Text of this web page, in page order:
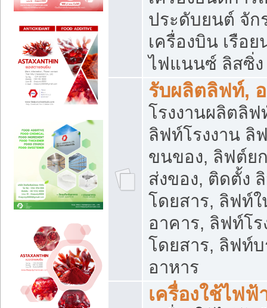
ประดับยนต์ จัก
เครื่องบิน เรือ
ไฟแนนซ์ ลิสซิ่ง
รับผลิตลิฟท์,
โรงงานผลิตลิ
ลิฟท์โรงงาน ลิ
ขนของ, ลิฟต์ย
ส่งของ, ติดตั้ง
โดยสาร, ลิฟท์
อาคาร, ลิฟท์โ
โดยสาร, ลิฟท์
อาหาร
เครื่องใช้ไฟฟ้